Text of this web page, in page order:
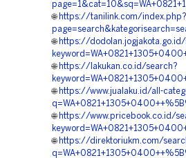
🌐 https://tanilink.com/index.php?
🌐 https://dodolan.jogjakota.go.id/
🌐 https://lakukan.co.id/search?
🌐 https://www.jualaku.id/all-
🌐 https://www.pricebook.co.id/
🌐 https://direktoriukm.com/